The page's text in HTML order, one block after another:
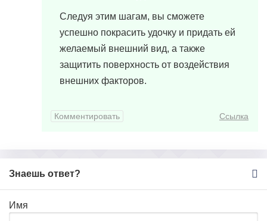
Следуя этим шагам, вы сможете
успешно покрасить удочку и придать ей
желаемый внешний вид, а также
защитить поверхность от воздействия
внешних факторов.
Комментировать Ссылка
Знаешь ответ?
Имя